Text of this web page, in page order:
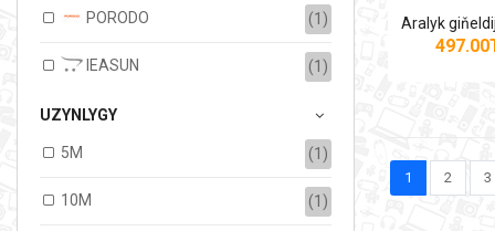
PORODO (1)
IEASUN (1)
UZYNLYGY
5M (1)
10M (1)
1 2 3